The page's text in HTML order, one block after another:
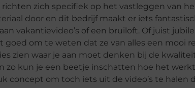
richten zich specifiek op het vastleggen van
door en dit bedrijf maakt er iets
vakantievideo’s of een bruiloft. Of juist
goed om te weten dat ze van alles een mooi
zien waar je aan moet denken bij de
zo kun je een beetje inschatten hoe het
concept om toch iets uit de video’s te halen